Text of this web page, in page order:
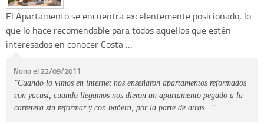
El Apartamento se encuentra excelentemente posicionado, lo
que lo hace recomendable para todos aquellos que estén
interesados en conocer Costa …
Nono el 22/09/2011
"Cuando lo vimos en internet nos enseñaron apartamentos reformados
con yacusi, cuando llegamos nos dieron un apartamento pegado a la
carretera sin reformar y con bañera, por la parte de atras…"